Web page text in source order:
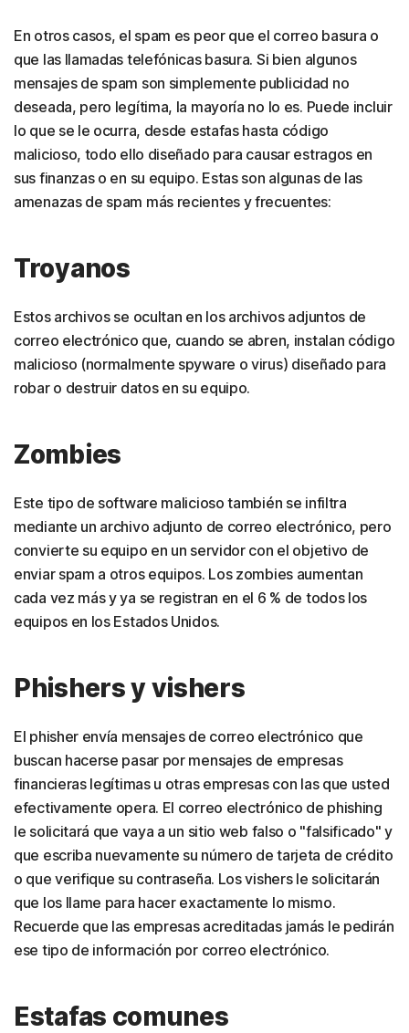
En otros casos, el spam es peor que el correo basura o
que las llamadas telefónicas basura. Si bien algunos
mensajes de spam son simplemente publicidad no
deseada, pero legítima, la mayoría no lo es. Puede incluir
lo que se le ocurra, desde estafas hasta código
malicioso, todo ello diseñado para causar estragos en
sus finanzas o en su equipo. Estas son algunas de las
amenazas de spam más recientes y frecuentes:
Troyanos
Estos archivos se ocultan en los archivos adjuntos de
correo electrónico que, cuando se abren, instalan código
malicioso (normalmente spyware o virus) diseñado para
robar o destruir datos en su equipo.
Zombies
Este tipo de software malicioso también se infiltra
mediante un archivo adjunto de correo electrónico, pero
convierte su equipo en un servidor con el objetivo de
enviar spam a otros equipos. Los zombies aumentan
cada vez más y ya se registran en el 6 % de todos los
equipos en los Estados Unidos.
Phishers y vishers
El phisher envía mensajes de correo electrónico que
buscan hacerse pasar por mensajes de empresas
financieras legítimas u otras empresas con las que usted
efectivamente opera. El correo electrónico de phishing
le solicitará que vaya a un sitio web falso o "falsificado" y
que escriba nuevamente su número de tarjeta de crédito
o que verifique su contraseña. Los vishers le solicitarán
que los llame para hacer exactamente lo mismo.
Recuerde que las empresas acreditadas jamás le pedirán
ese tipo de información por correo electrónico.
Estafas comunes